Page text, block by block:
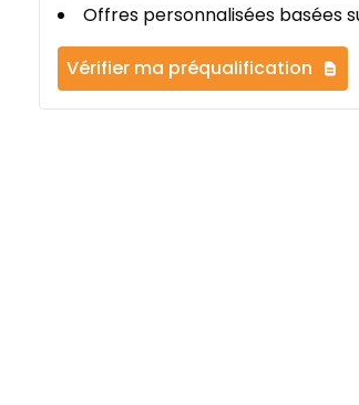
Offres personnalisées basées
Vérifier ma préqualification